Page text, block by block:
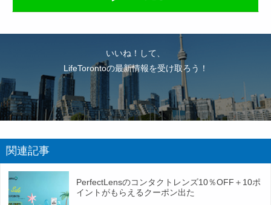
いいね！して、
LifeTorontoの最新情報を受け取ろう！
関連記事
PerfectLensのコンタクトレンズ10％OFF＋10ポ
イントがもらえるクーポン出た